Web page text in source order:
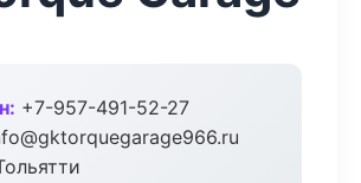
+7-957-491-52-27